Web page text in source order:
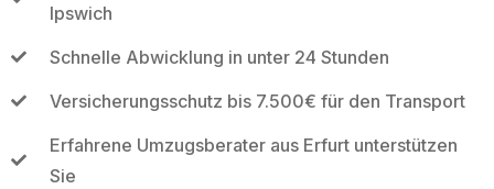
Ipswich
Schnelle Abwicklung in unter 24 Stunden
Versicherungsschutz bis 7.500€ für den Transport
Erfahrene Umzugsberater aus Erfurt unterstützen
Sie